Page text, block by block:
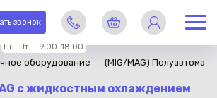
звонок
Пн.-Пт. – 9:00-18:00
оборудование (MIG/MAG)
с жидкостным охлаждением